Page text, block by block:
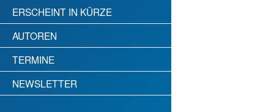
ERSCHEINT IN KÜRZE
AUTOREN
TERMINE
NEWSLETTER